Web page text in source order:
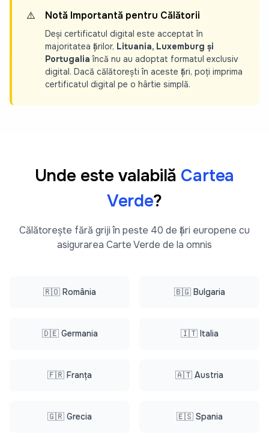
⚠️ Notă Importantă pentru Călătorii
Deși certificatul digital este acceptat în
majoritatea țărilor, Lituania, Luxemburg și
Portugalia încă nu au adoptat formatul exclusiv
digital. Dacă călătorești în aceste țări, poți imprima
certificatul digital pe o hârtie simplă.
Unde este valabilă Cartea
Verde?
Călătorește fără griji în peste 40 de țări europene cu
asigurarea Carte Verde de la omnis
🇷🇴 România 🇧🇬 Bulgaria
🇩🇪 Germania 🇮🇹 Italia
🇫🇷 Franța 🇦🇹 Austria
🇬🇷 Grecia 🇪🇸 Spania